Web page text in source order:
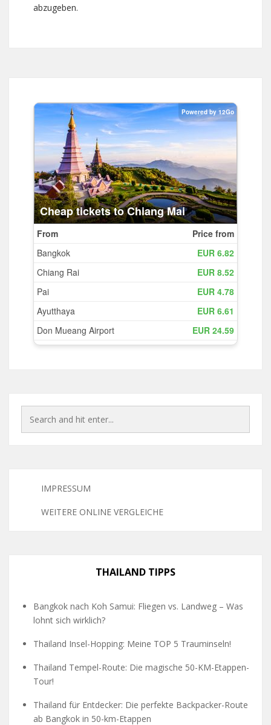
abzugeben.
IMPRESSUM
WEITERE ONLINE VERGLEICHE
THAILAND TIPPS
Bangkok nach Koh Samui: Fliegen vs. Landweg – Was
lohnt sich wirklich?
Thailand Insel-Hopping: Meine TOP 5 Trauminseln!
Thailand Tempel-Route: Die magische 50-KM-Etappen-
Tour!
Thailand für Entdecker: Die perfekte Backpacker-Route
ab Bangkok in 50-km-Etappen